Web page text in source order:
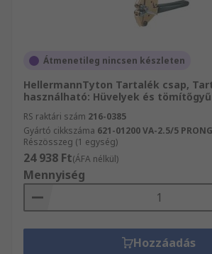
Átmenetileg nincsen készleten
HellermannTyton Tartalék csap,
használható: Hüvelyek és
RS raktári szám 216-0385
Gyártó cikkszáma 621-01200 VA-2.5/5
Részösszeg (1 egység)
24 938 Ft(ÁFA nélkül)
Mennyiség
Hozzáadás